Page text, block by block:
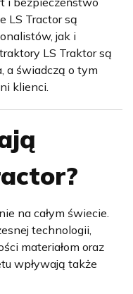
LS Tractor są
jak i
LS Traktor są
a świadczą o tym
klienci.
na całym świecie.
technologii,
materiałom oraz
wpływają także